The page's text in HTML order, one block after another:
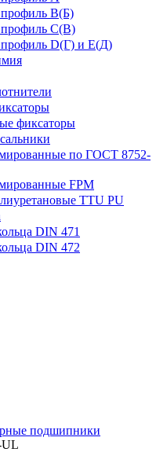
В(Б)
С(В)
D(Г) и E(Д)
фиксаторы
по ГОСТ 8752-
FPM
TTU PU
DIN 471
DIN 472
подшипники
UL